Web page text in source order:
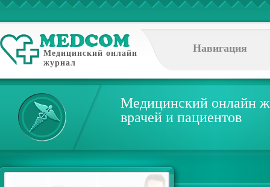
Медицинский онлайн
журнал
Навигация
Медицинский онлайн
врачей и пациентов